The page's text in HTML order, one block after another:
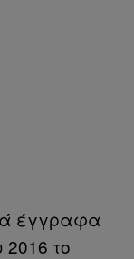
έγγραφα
2016 το